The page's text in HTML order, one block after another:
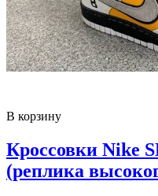
В корзину
Кроссовки Nike
(реплика